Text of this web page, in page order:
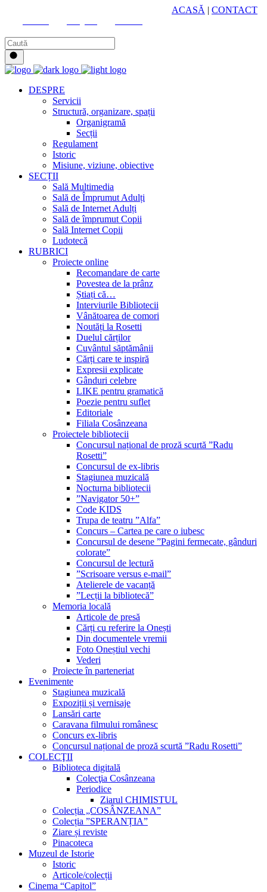
ACASĂ | CONTACT
DESPRE
Servicii
Structură, organizare, spații
Organigramă
Secții
Regulament
Istoric
Misiune, viziune, obiective
SECȚII
Sală Multimedia
Sală de Împrumut Adulți
Sală de Internet Adulți
Sală de împrumut Copii
Sală Internet Copii
Ludotecă
RUBRICI
Proiecte online
Recomandare de carte
Povestea de la prânz
Știați că…
Interviurile Bibliotecii
Vânătoarea de comori
Noutăți la Rosetti
Duelul cărților
Cuvântul săptămânii
Cărți care te inspiră
Expresii explicate
Gânduri celebre
LIKE pentru gramatică
Poezie pentru suflet
Editoriale
Filiala Cosânzeana
Proiectele bibliotecii
Concursul național de proză scurtă ”Radu
Rosetti”
Concursul de ex-libris
Stagiunea muzicală
Nocturna bibliotecii
”Navigator 50+”
Code KIDS
Trupa de teatru ”Alfa”
Concurs – Cartea pe care o iubesc
Concursul de desene ”Pagini fermecate, gânduri
colorate”
Concursul de lectură
”Scrisoare versus e-mail”
Atelierele de vacanță
”Lecții la bibliotecă”
Memoria locală
Articole de presă
Cărți cu referire la Onești
Din documentele vremii
Foto Oneștiul vechi
Vederi
Proiecte în parteneriat
Evenimente
Stagiunea muzicală
Expoziții și vernisaje
Lansări carte
Caravana filmului românesc
Concurs ex-libris
Concursul național de proză scurtă ”Radu Rosetti”
COLECŢII
Biblioteca digitală
Colecţia Cosânzeana
Periodice
Ziarul CHIMISTUL
Colecția „COSÂNZEANA”
Colecția ”SPERANȚIA”
Ziare și reviste
Pinacoteca
Muzeul de Istorie
Istoric
Articole/colecții
Cinema “Capitol”